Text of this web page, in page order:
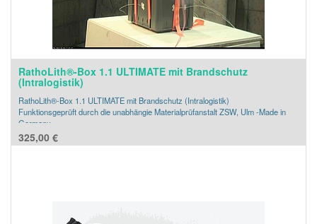
RathoLith®-Box 1.1 ULTIMATE mit Brandschutz
(Intralogistik)
RathoLith®-Box 1.1 ULTIMATE mit Brandschutz (Intralogistik)
Funktionsgeprüft durch die unabhängie Materialprüfanstalt ZSW, Ulm -Made in
Germany-
Zur Sammlung, Lagerung und dem innerbetrieblichen Transport von kleinzelligen
Lithium-Ion-Zellen sowie Akkumulatoren
325,00 €